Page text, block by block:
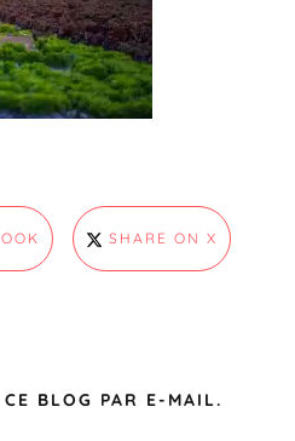
SHARE ON X
BLOG PAR E-MAIL.